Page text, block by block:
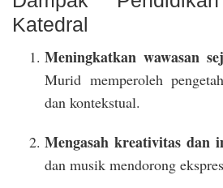
Katedral
Meningkatkan wawasan
Murid memperoleh
dan kontekstual.
Mengasah kreativitas dan
dan musik mendorong